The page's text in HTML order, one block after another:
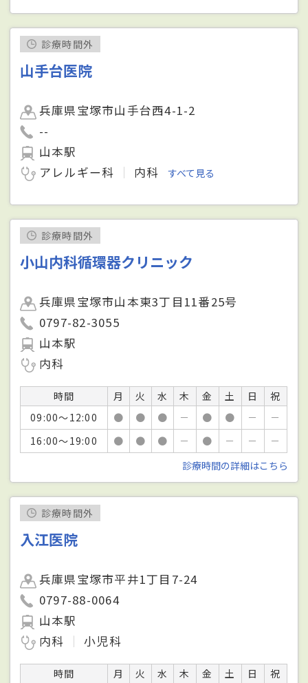
診療時間外
山手台医院
兵庫県宝塚市山手台西4-1-2
--
山本駅
アレルギー科
内科 すべて見る
診療時間外
小山内科循環器クリニック
兵庫県宝塚市山本東3丁目11番25号
0797-82-3055
山本駅
内科
時間 月 火 水 木 金 土 日
祝
09:00～12:00
● ● ● － ● ● －
－
16:00～19:00
● ● ● － ● － －
－
診療時間の詳細はこちら
診療時間外
入江医院
兵庫県宝塚市平井1丁目7-24
0797-88-0064
山本駅
内科
小児科
時間 月 火 水 木 金 土 日 祝